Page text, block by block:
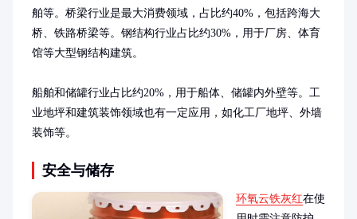
舶等。桥梁行业是最大消费领域，占比约40%，包括跨海大
桥、铁路桥梁等。钢结构行业占比约30%，用于厂房、体育
馆等大型钢结构建筑。
船舶和储罐行业占比约20%，用于船体、储罐内外壁等。工
业地坪和建筑装饰领域也有一定应用，如化工厂地坪、外墙
装饰等。
安全与储存
环氧云铁灰红在使